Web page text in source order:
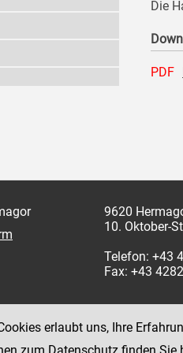
Die
PDF
9620
10. Oktober-
Telefon: +43
Fax: +43
erlaubt uns, Ihre